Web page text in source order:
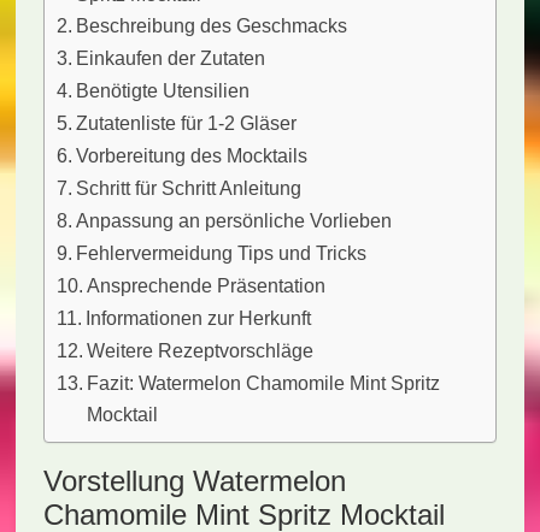
Beschreibung des Geschmacks
Einkaufen der Zutaten
Benötigte Utensilien
Zutatenliste für 1-2 Gläser
Vorbereitung des Mocktails
Schritt für Schritt Anleitung
Anpassung an persönliche Vorlieben
Fehlervermeidung Tips und Tricks
Ansprechende Präsentation
Informationen zur Herkunft
Weitere Rezeptvorschläge
Fazit: Watermelon Chamomile Mint Spritz
Mocktail
Vorstellung Watermelon
Chamomile Mint Spritz Mocktail